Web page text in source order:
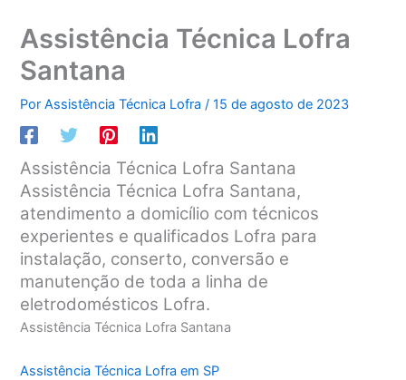
Assistência Técnica Lofra
Santana
PorAssistência Técnica Lofra/15 de agosto de 2023
Assistência Técnica Lofra Santana
Assistência Técnica Lofra Santana,
atendimento a domicílio com técnicos
experientes e qualificados Lofra para
instalação, conserto, conversão e
manutenção de toda a linha de
eletrodomésticos Lofra.
Assistência Técnica Lofra Santana
Assistência Técnica Lofra em SP